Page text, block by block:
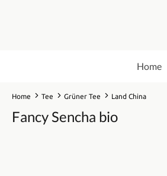
Home
Home Tee Grüner Tee Land China
Fancy Sencha bio